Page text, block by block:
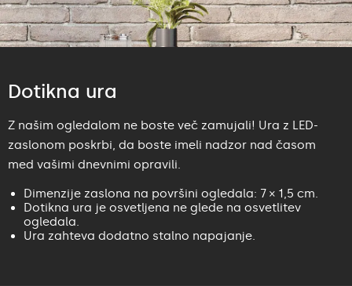
Dotikna ura
Z našim ogledalom ne boste več zamujali! Ura z LED-
zaslonom poskrbi, da boste imeli nadzor nad časom
med vašimi dnevnimi opravili.
Dimenzije zaslona na površini ogledala: 7 × 1,5 cm.
Dotikna ura je osvetljena ne glede na osvetlitev
ogledala.
Ura zahteva dodatno stalno napajanje.